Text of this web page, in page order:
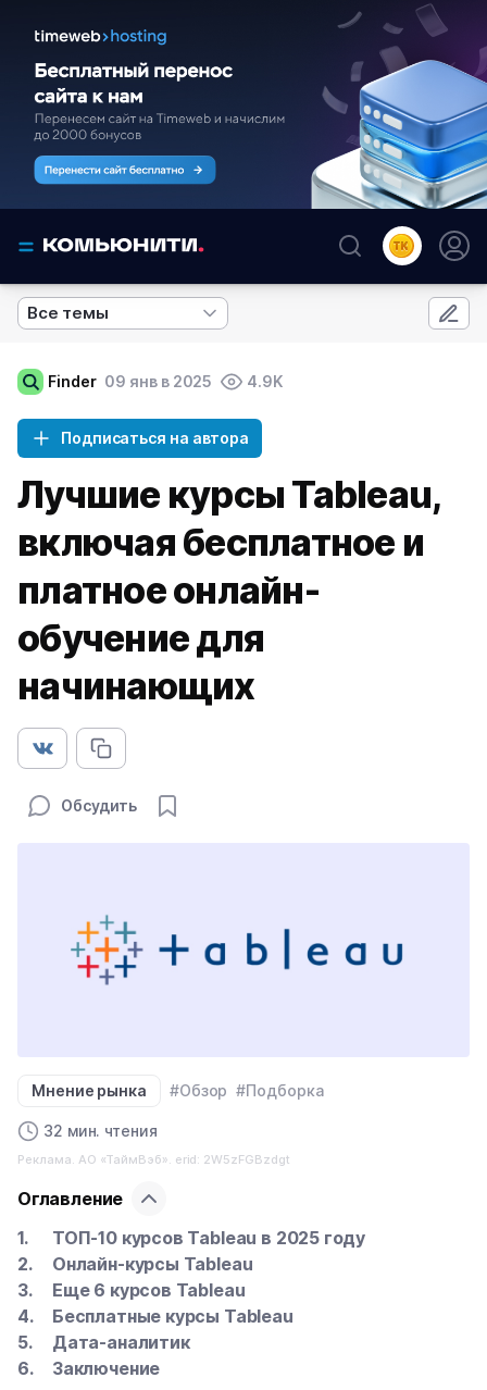
Все темы
Finder 09 янв в 2025 4.9K
Подписаться на автора
Лучшие курсы Tableau,
включая бесплатное и
платное онлайн-
обучение для
начинающих
Обсудить
Мнение рынка #Обзор #Подборка
32 мин. чтения
Реклама. АО «ТаймВэб». erid: 2W5zFGBzdgt
Оглавление
ТОП-10 курсов Tableau в 2025 году
Онлайн-курсы Tableau
Еще 6 курсов Tableau
Бесплатные курсы Tableau
Дата-аналитик
Заключение